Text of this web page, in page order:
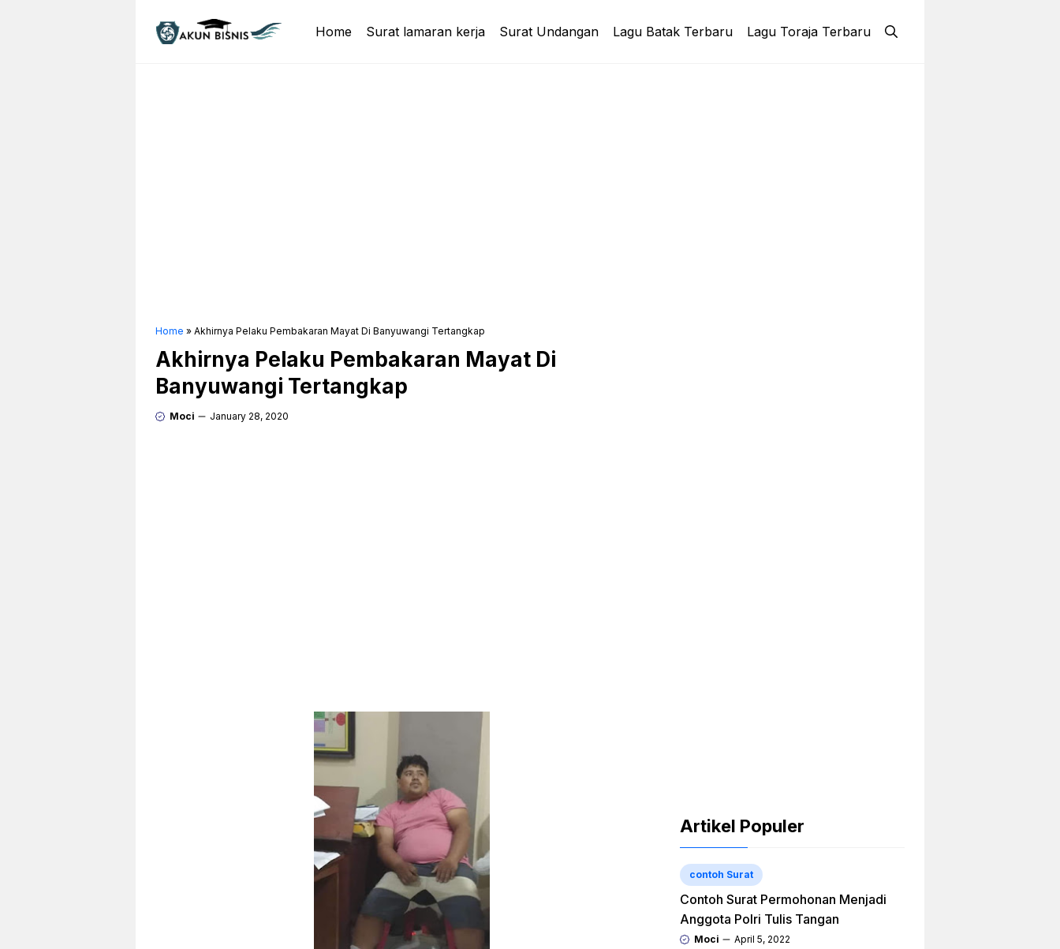
Home Surat lamaran kerja Surat Undangan Lagu Batak Terbaru Lagu Toraja Terbaru
Home » Akhirnya Pelaku Pembakaran Mayat Di Banyuwangi Tertangkap
Akhirnya Pelaku Pembakaran Mayat Di
Banyuwangi Tertangkap
Moci January 28, 2020
Artikel Populer
contoh Surat
Contoh Surat Permohonan Menjadi
Anggota Polri Tulis Tangan
Moci April 5, 2022